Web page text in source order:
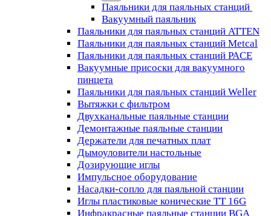
Паяльники для паяльных станций
Вакуумный паяльник
Паяльники для паяльных станций ATTEN
Паяльники для паяльных станций Metcal
Паяльники для паяльных станций PACE
Вакуумные присоски для вакуумного
пинцета
Паяльники для паяльных станций Weller
Вытяжки с фильтром
Двухканальные паяльные станции
Демонтажные паяльные станции
Держатели для печатных плат
Дымоуловители настольные
Дозирующие иглы
Импульсное оборудование
Насадки-сопло для паяльной станции
Иглы пластиковые конические TT 16G
Инфракрасные паяльные станции BGA